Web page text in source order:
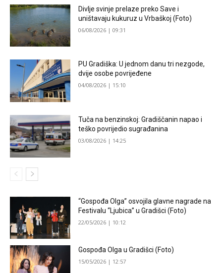
Divlje svinje prelaze preko Save i
uništavaju kukuruz u Vrbaškoj (Foto)
06/08/2026 | 09:31
PU Gradiška: U jednom danu tri nezgode,
dvije osobe povrijeđene
04/08/2026 | 15:10
Tuča na benzinskoj: Gradiščanin napao i
teško povrijedio sugrađanina
03/08/2026 | 14:25
“Gospođa Olga” osvojila glavne nagrade na
Festivalu “Ljubica” u Gradišci (Foto)
22/05/2026 | 10:12
Gospođa Olga u Gradišci (Foto)
15/05/2026 | 12:57